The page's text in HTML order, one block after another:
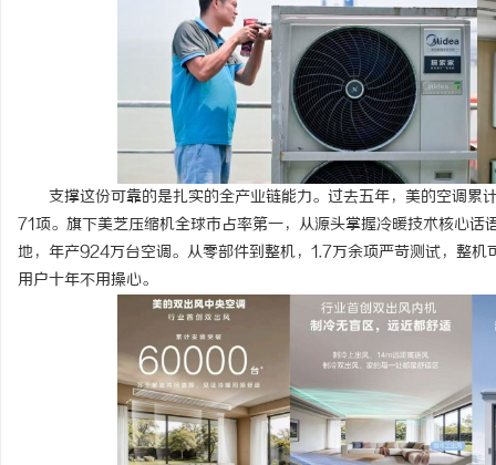
支撑这份可靠的是扎实的全产业链能力。过去五年，美的空调
71项。旗下美芝压缩机全球市占率第一，从源头掌握冷暖技术核心
地，年产924万台空调。从零部件到整机，1.7万余项严苛测试，整
用户十年不用操心。